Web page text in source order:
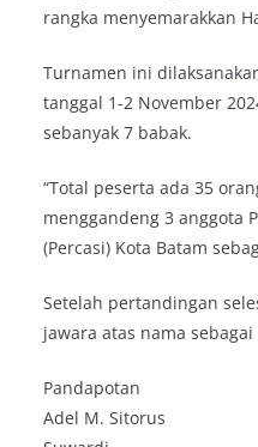
rangka menyemarakkan
Turnamen ini
tanggal 1-2 November
sebanyak 7 babak.
“Total peserta ada 35
menggandeng 3 anggota
(Percasi) Kota Batam
Setelah pertandingan
jawara atas nama
Pandapotan
Adel M. Sitorus